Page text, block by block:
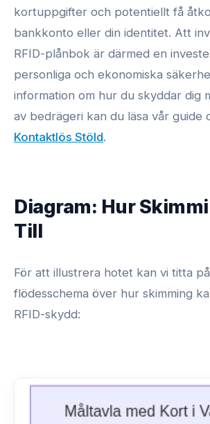
kortuppgifter och potentiellt få
bankkonto eller din identitet. Att
RFID-plånbok är därmed en
personliga och ekonomiska
information om hur du skyddar dig
av bedrägeri kan du läsa vår guide
Kontaktlös Stöld.
Diagram: Hur
Till
För att illustrera hotet kan vi titta
flödesschema över hur skimming
RFID-skydd: